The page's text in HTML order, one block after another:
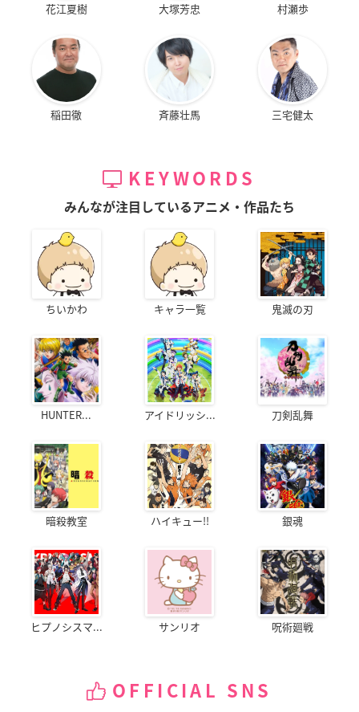
花江夏樹 大塚芳忠 村瀬歩
稲田徹 斉藤壮馬 三宅健太
KEYWORDS
みんなが注目しているアニメ・作品たち
ちいかわ キャラ一覧 鬼滅の刃
HUNTER... アイドリッシ... 刀剣乱舞
暗殺教室 ハイキュー!! 銀魂
ヒプノシスマ... サンリオ 呪術廻戦
OFFICIAL SNS